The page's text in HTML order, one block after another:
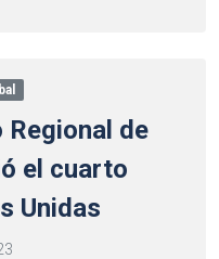
de
el cuarto
Unidas